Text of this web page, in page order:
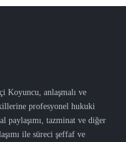
Koyuncu, anlaşmalı ve
profesyonel hukuki
paylaşımı, tazminat ve diğer
ile süreci şeffaf ve